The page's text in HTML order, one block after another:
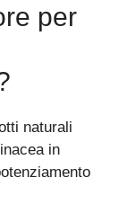
per
naturali
in